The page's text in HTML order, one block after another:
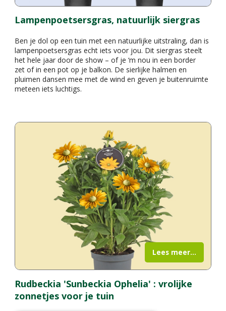
Lampenpoetsersgras, natuurlijk siergras
Ben je dol op een tuin met een natuurlijke uitstraling, dan is
lampenpoetsersgras echt iets voor jou. Dit siergras steelt
het hele jaar door de show – of je ‘m nou in een border
zet of in een pot op je balkon. De sierlijke halmen en
pluimen dansen mee met de wind en geven je buitenruimte
meteen iets luchtigs.
Rudbeckia 'Sunbeckia Ophelia' : vrolijke
zonnetjes voor je tuin
Lees meer...